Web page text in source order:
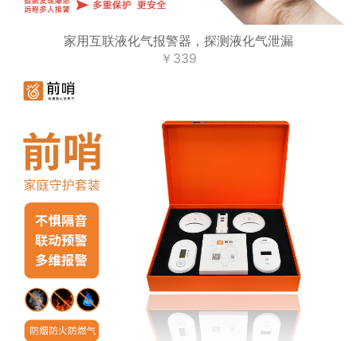
家用互联液化气报警器，探测液化气泄漏
￥339